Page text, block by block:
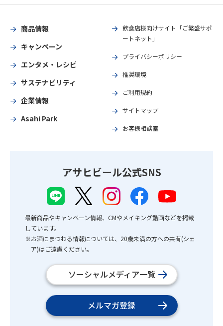
商品情報
キャンペーン
エンタメ・レシピ
サステナビリティ
企業情報
Asahi Park
飲食店様向けサイト「ご繁盛サポ
ートネット」
プライバシーポリシー
推奨環境
ご利用規約
サイトマップ
お客様相談室
アサヒビール公式SNS
最新商品やキャンペーン情報、CMやメイキング動画などを掲載
しています。
※お酒にまつわる情報については、20歳未満の方への共有(シェ
ア)はご遠慮ください。
ソーシャルメディア一覧
メルマガ登録